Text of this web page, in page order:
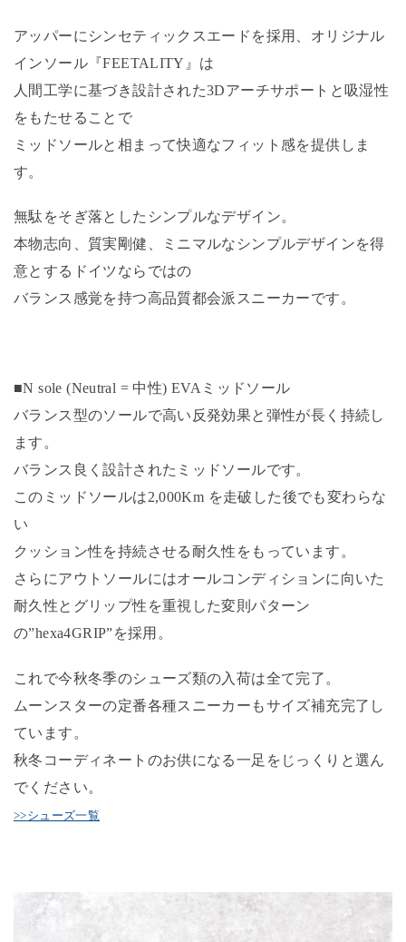
アッパーにシンセティックスエードを採用、オリジナル
インソール『FEETALITY』は
⼈間⼯学に基づき設計された3Dアーチサポートと吸湿性
をもたせることで
ミッドソールと相まって快適なフィット感を提供しま
す。
無駄をそぎ落としたシンプルなデザイン。
本物志向、質実剛健、ミニマルなシンプルデザインを得
意とするドイツならではの
バランス感覚を持つ高品質都会派スニーカーです。
■N sole (Neutral = 中性) EVAミッドソール
バランス型のソールで高い反発効果と弾性が長く持続し
ます。
バランス良く設計されたミッドソールです。
このミッドソールは2,000Km を走破した後でも変わらな
い
クッション性を持続させる耐久性をもっています。
さらにアウトソールにはオールコンディションに向いた
耐久性とグリップ性を重視した変則パターン
の”hexa4GRIP”を採用。
これで今秋冬季のシューズ類の入荷は全て完了。
ムーンスターの定番各種スニーカーもサイズ補充完了し
ています。
秋冬コーディネートのお供になる一足をじっくりと選ん
でください。
>>シューズ一覧